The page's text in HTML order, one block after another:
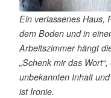
Ein verlassenes Haus,
dem Boden und in
Arbeitszimmer hängt
„Schenk mir das
unbekannten Inhalt
ist Ironie.